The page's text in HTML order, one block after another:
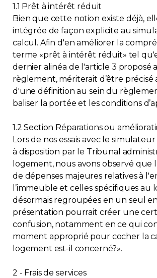
1.1 Prêt à intérêt réduit
Bien que cette notion existe déjà,
intégrée de façon explicite au
calcul. Afin d'en améliorer la
terme «prêt à intérêt réduit» tel
dernier alinéa de l'article 3 proposé
règlement, mériterait d’être précisé
d'une définition au sein du
baliser la portée et les conditions
1.2 Section Réparations ou
Lors de nos essais avec le
à disposition par le Tribunal
logement, nous avons observé que
de dépenses majeures relatives à
l’immeuble et celles spécifiques au
désormais regroupées en un seul
présentation pourrait créer une
confusion, notamment en ce qui
moment approprié pour cocher la
logement est-il concerné?».
2 - Frais de services